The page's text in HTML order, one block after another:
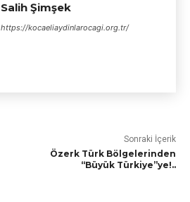
Salih Şimşek
https://kocaeliaydinlarocagi.org.tr/
Sonraki İçerik
Özerk Türk Bölgelerinden
“Büyük Türkiye”ye!..